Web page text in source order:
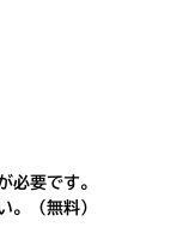
要です。
（無料）